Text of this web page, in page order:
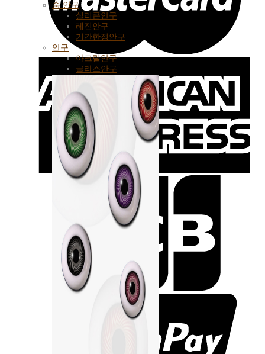
숨 안구
실리콘안구
레진안구
기간한정안구
안구
아크릴안구
글라스안구